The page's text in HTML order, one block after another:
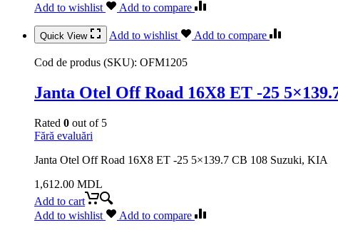
Add to wishlist
Add to compare
Quick View Add to wishlist Add to compare
Cod de produs (SKU): OFM1205
Janta Otel Off Road 16X8 ET -25
Rated 0 out of 5
Fără evaluări
Janta Otel Off Road 16X8 ET -25 5×139.7 CB 108 Suzuki, KIA
1,612.00 MDL
Add to cart
Add to wishlist
Add to compare